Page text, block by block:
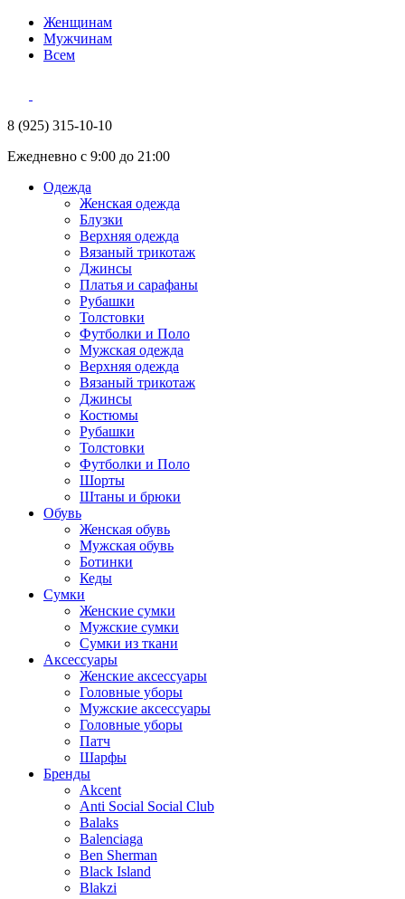
Женщинам
Мужчинам
Всем
8 (925) 315-10-10
Ежедневно с 9:00 до 21:00
Одежда
Женская одежда
Блузки
Верхняя одежда
Вязаный трикотаж
Джинсы
Платья и сарафаны
Рубашки
Толстовки
Футболки и Поло
Мужская одежда
Верхняя одежда
Вязаный трикотаж
Джинсы
Костюмы
Рубашки
Толстовки
Футболки и Поло
Шорты
Штаны и брюки
Обувь
Женская обувь
Мужская обувь
Ботинки
Кеды
Сумки
Женские сумки
Мужские сумки
Сумки из ткани
Аксессуары
Женские аксессуары
Головные уборы
Мужские аксессуары
Головные уборы
Патч
Шарфы
Бренды
Akcent
Anti Social Social Club
Balaks
Balenciaga
Ben Sherman
Black Island
Blakzi